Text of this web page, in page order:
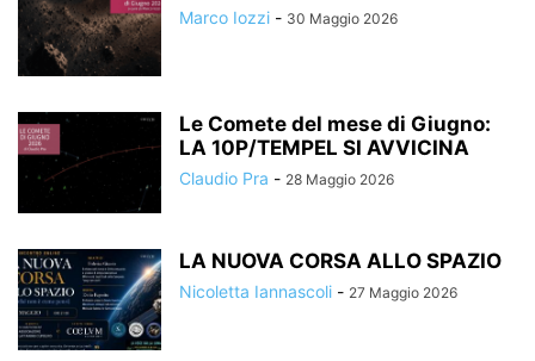
Marco Iozzi - 30 Maggio 2026
Le Comete del mese di Giugno:
LA 10P/TEMPEL SI AVVICINA
Claudio Pra - 28 Maggio 2026
LA NUOVA CORSA ALLO SPAZIO
Nicoletta Iannascoli - 27 Maggio 2026